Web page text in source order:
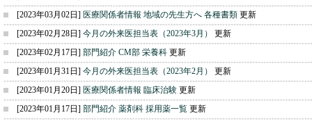
[2023年03月02日] 医療関係者情報 地域の先生方へ 各種書類 更新
[2023年02月28日] 今月の外来医担当表（2023年3月）
更新
[2023年02月17日] 部門紹介 CM部 栄養科 更新
[2023年01月31日] 今月の外来医担当表（2023年2月）
更新
[2023年01月20日] 医療関係者情報 臨床治験 更新
[2023年01月17日] 部門紹介 薬剤科 採用薬一覧 更新